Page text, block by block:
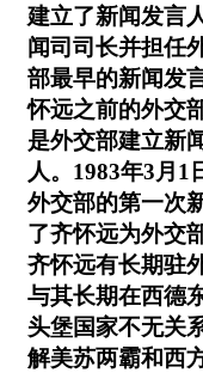
建立了新闻发言
闻司司长并担任
部最早的新闻发
怀远之前的外交
是外交部建立新
人。1983年3月1
外交部的第一次
了齐怀远为外交
齐怀远有长期驻
与其长期在西德
头堡国家不无关
解美苏两霸和西